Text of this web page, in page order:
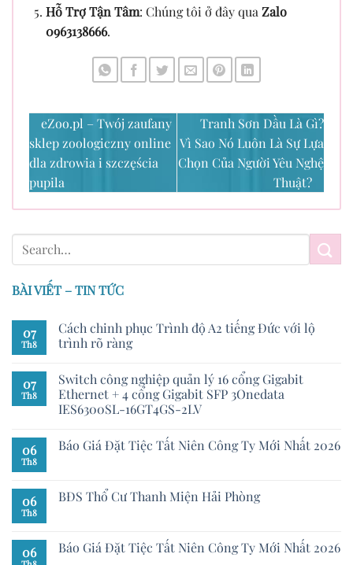
Hỗ Trợ Tận Tâm: Chúng tôi ở đây qua Zalo
0963138666.
eZoo.pl – Twój zaufany
sklep zoologiczny online
dla zdrowia i szczęścia
pupila
Tranh Sơn Dầu Là Gì?
Vì Sao Nó Luôn Là Sự Lựa
Chọn Của Người Yêu Nghệ
Thuật?
BÀI VIẾT – TIN TỨC
07
Th8
Cách chinh phục Trình độ A2 tiếng Đức với lộ
trình rõ ràng
07
Th8
Switch công nghiệp quản lý 16 cổng Gigabit
Ethernet + 4 cổng Gigabit SFP 3Onedata
IES6300SL-16GT4GS-2LV
06
Th8
Báo Giá Đặt Tiệc Tất Niên Công Ty Mới Nhất 2026
06
Th8
BĐS Thổ Cư Thanh Miện Hải Phòng
06 Báo Giá Đặt Tiệc Tất Niên Công Ty Mới Nhất 2026